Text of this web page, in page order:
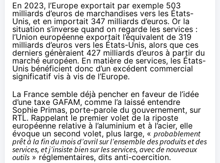
En 2023, l’Europe exportait par exemple 503
milliards d’euros de marchandises vers les États-
Unis, et en importait 347 milliards d’euros. Or la
situation s’inverse quand on regarde les services :
l’Union européenne exportait l’équivalent de 319
milliards d’euros vers les États-Unis, alors que ces
derniers génèraient 427 milliards d’euros à partir du
marché européen. En matière de services, les États-
Unis bénéficient donc d’un excédent commercial
significatif vis à vis de l’Europe.
La France semble déjà pencher en faveur de l’idée
d’une taxe GAFAM, comme l’a laissé entendre
Sophie Primas, porte-parole du gouvernement, sur
RTL. Rappelant le premier volet de la riposte
européenne relative à l’aluminium et à l’acier, elle
évoque un second volet, plus large, « probablement
prêt à la fin du mois d’avril sur l’ensemble des produits et des
services, et j’insiste bien sur les services, avec de nouveaux
outils » réglementaires, dits anti-coercition.